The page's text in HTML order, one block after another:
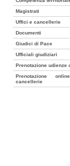
Magistrati
Uffici e cancellerie
Documenti
Giudici di Pace
Ufficiali giudiziari
Prenotazione udienze
Prenotazione
cancellerie